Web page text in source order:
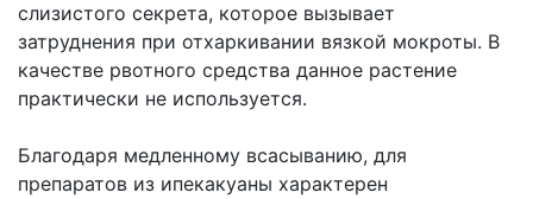
слизистого секрета, которое вызывает
затруднения при отхаркивании вязкой мокроты. В
качестве рвотного средства данное растение
практически не используется.
Благодаря медленному всасыванию, для
препаратов из ипекакуаны характерен